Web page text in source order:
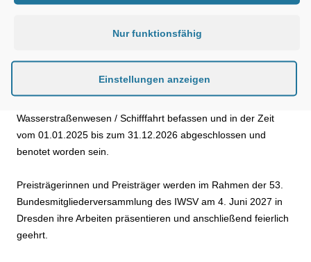
Eingereicht werden können ab dem 1. Juli 2026 bis zum
staatlich anerkannten Forschungseinrichtungen angefertigt
Wasserstraßenwesen / Schifffahrt befassen und in der Zeit
vom 01.01.2025 bis zum 31.12.2026 abgeschlossen und
benotet worden sein.
Preisträgerinnen und Preisträger werden im Rahmen der 53.
Bundesmitgliederversammlung des IWSV am 4. Juni 2027 in
Dresden ihre Arbeiten präsentieren und anschließend feierlich
geehrt.
Nur funktionsfähig
Einstellungen anzeigen